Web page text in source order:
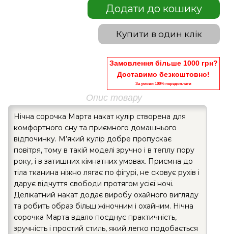
Додати до кошику
Купити в один клік
Замовлення більше 1000 грн?
Доставимо безкоштовно!
За умови 100% передоплати
Опис товару
Нічна сорочка Марта накат кулір створена для
комфортного сну та приємного домашнього
відпочинку. М’який кулір добре пропускає
повітря, тому в такій моделі зручно і в теплу пору
року, і в затишних кімнатних умовах. Приємна до
тіла тканина ніжно лягає по фігурі, не сковує рухів і
дарує відчуття свободи протягом усієї ночі.
Делікатний накат додає виробу охайного вигляду
та робить образ більш жіночним і охайним. Нічна
сорочка Марта вдало поєднує практичність,
зручність і простий стиль, який легко подобається